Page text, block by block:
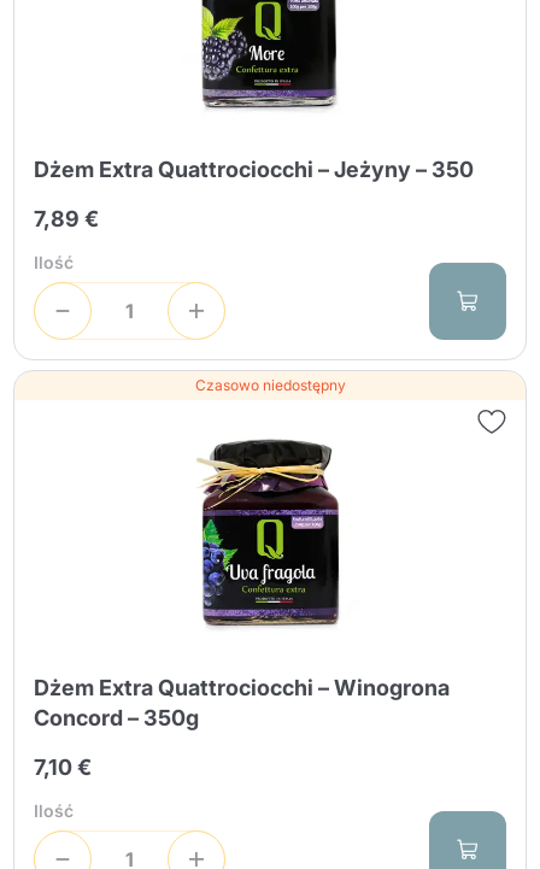
Dżem Extra Quattrociocchi – Jeżyny – 350
7,89 €
Ilość
Czasowo niedostępny
Dżem Extra Quattrociocchi – Winogrona
Concord – 350g
7,10 €
Ilość